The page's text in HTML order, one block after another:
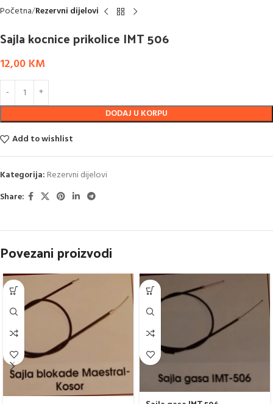
Početna Rezervni dijelovi
Sajla kocnice prikolice IMT 506
12,00 KM
DODAJ U KORPU
Add to wishlist
Kategorija: Rezervni dijelovi
Share:
Povezani proizvodi